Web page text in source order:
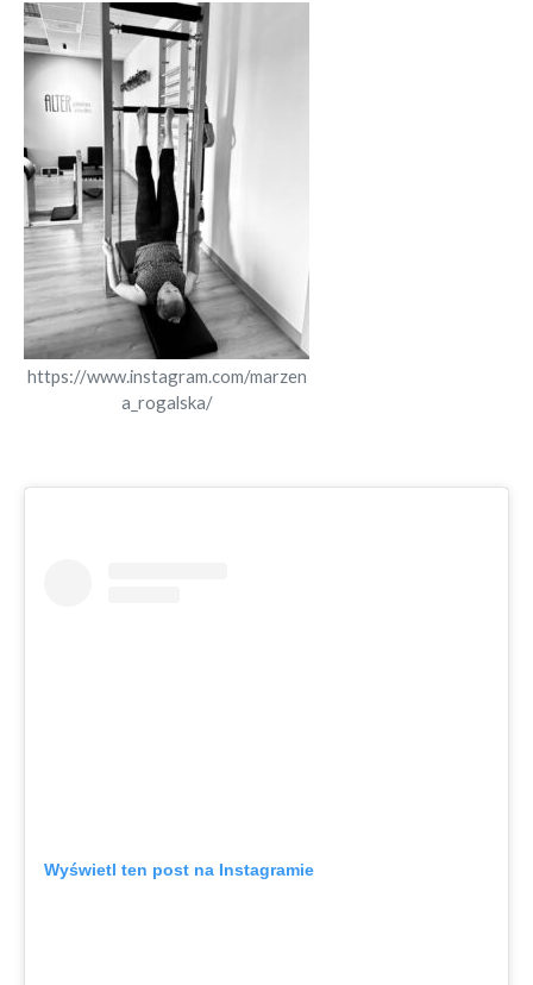
https://www.instagram.com/marzen
a_rogalska/
Wyświetl ten post na Instagramie